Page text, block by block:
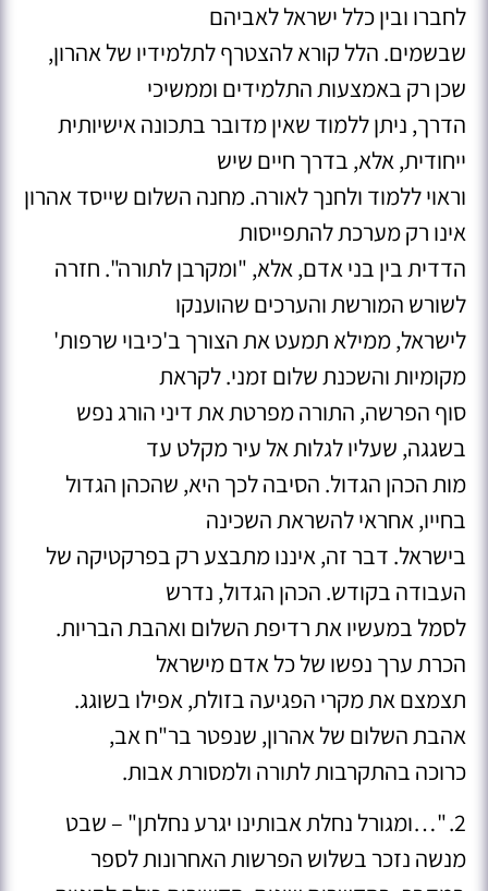
לחברו ובין כלל ישראל לאביהם
שבשמים. הלל קורא להצטרף לתלמידיו של אהרון,
שכן רק באמצעות התלמידים וממשיכי
הדרך, ניתן ללמוד שאין מדובר בתכונה אישיותית
ייחודית, אלא, בדרך חיים שיש
וראוי ללמוד ולחנך לאורה. מחנה השלום שייסד אהרון
אינו רק מערכת להתפייסות
הדדית בין בני אדם, אלא, "ומקרבן לתורה". חזרה
לשורש המורשת והערכים שהוענקו
לישראל, ממילא תמעט את הצורך ב'כיבוי שרפות'
מקומיות והשכנת שלום זמני. לקראת
סוף הפרשה, התורה מפרטת את דיני הורג נפש
בשגגה, שעליו לגלות אל עיר מקלט עד
מות הכהן הגדול. הסיבה לכך היא, שהכהן הגדול
בחייו, אחראי להשראת השכינה
בישראל. דבר זה, איננו מתבצע רק בפרקטיקה של
העבודה בקודש. הכהן הגדול, נדרש
לסמל במעשיו את רדיפת השלום ואהבת הבריות.
הכרת ערך נפשו של כל אדם מישראל
תצמצם את מקרי הפגיעה בזולת, אפילו בשוגג.
אהבת השלום של אהרון, שנפטר בר"ח אב,
כרוכה בהתקרבות לתורה ולמסורת אבות.
2. "…ומגורל נחלת אבותינו יגרע נחלתן" – שבט
מנשה נזכר בשלוש הפרשות האחרונות לספר